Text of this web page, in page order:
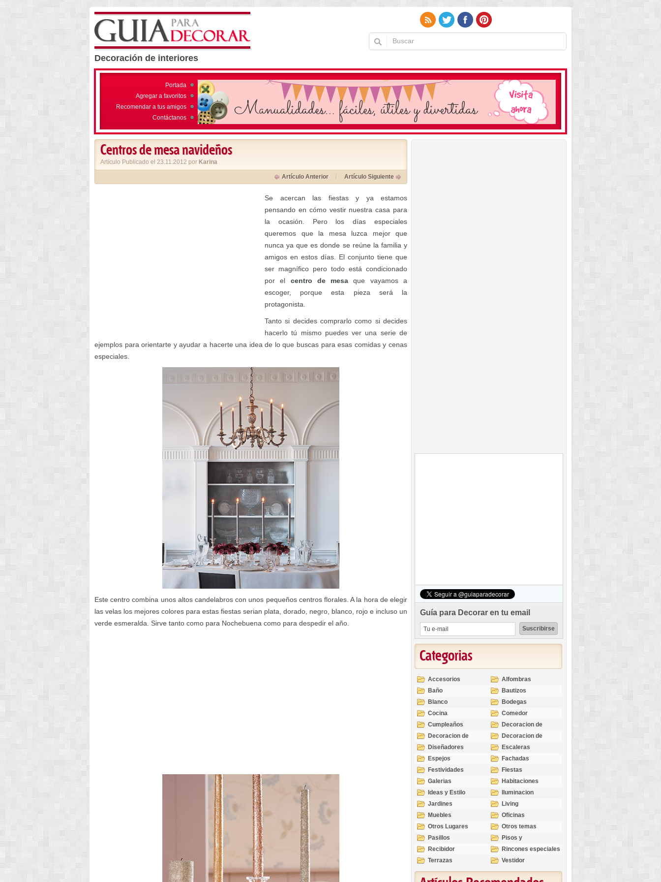
Decoración de interiores
Portada
Agregar a favoritos
Recomendar a tus amigos
Contáctanos
Centros de mesa navideños
Artículo Publicado el 23.11.2012 por Karina
Artículo Anterior Artículo Siguiente
Se acercan las fiestas y ya estamos
pensando en cómo vestir nuestra casa para
la ocasión. Pero los días especiales
queremos que la mesa luzca mejor que
nunca ya que es donde se reúne la familia y
amigos en estos días. El conjunto tiene que
ser magnífico pero todo está condicionado
por el centro de mesa que vayamos a
escoger, porque esta pieza será la
protagonista.
Tanto si decides comprarlo como si decides
hacerlo tú mismo puedes ver una serie de
ejemplos para orientarte y ayudar a hacerte una idea de lo que buscas para esas comidas y cenas
especiales.
Este centro combina unos altos candelabros con unos pequeños centros florales. A la hora de elegir
las velas los mejores colores para estas fiestas serian plata, dorado, negro, blanco, rojo e incluso un
verde esmeralda. Sirve tanto como para Nochebuena como para despedir el año.
Guía para Decorar en tu email
Categorias
Accesorios
Alfombras
Baño
Bautizos
Blanco
Bodegas
Cocina
Comedor
Cumpleaños
Decoracion de
Exteriores
Decoracion de
Interiores
Decoracion de
Ocasiones
Diseñadores
Escaleras
Espejos
Fachadas
Festividades
Fiestas
Galerias
Habitaciones
Ideas y Estilo
Iluminacion
Jardines
Living
Muebles
Oficinas
Otros Lugares
Otros temas
Pasillos
Pisos y
revestimientos
Recibidor
Rincones especiales
Terrazas
Vestidor